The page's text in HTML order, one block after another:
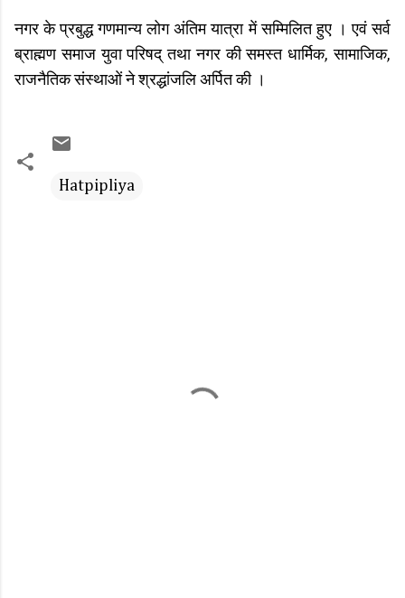
नगर के प्रबुद्ध गणमान्य लोग अंतिम यात्रा में सम्मिलित हुए । एवं सर्व
ब्राह्मण समाज युवा परिषद् तथा नगर की समस्त धार्मिक, सामाजिक,
राजनैतिक संस्थाओं ने श्रद्धांजलि अर्पित की ।
Hatpipliya